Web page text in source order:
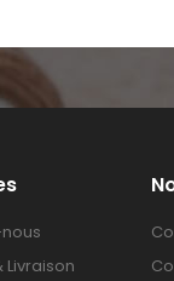
Livraison